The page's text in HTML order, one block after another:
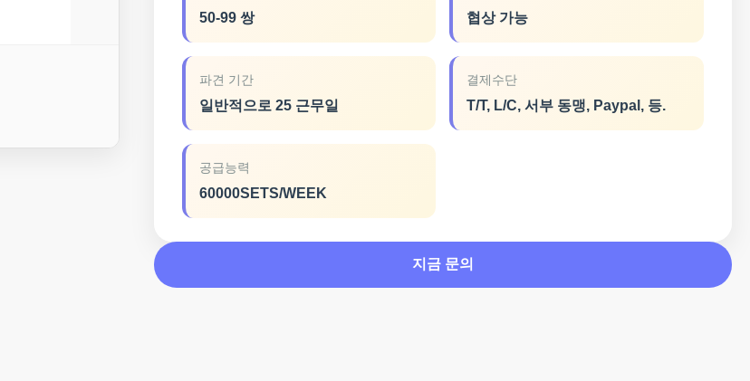
50-99 쌍 협상 가능
파견 기간
일반적으로 25 근무일
결제수단
T/T, L/C, 서부 동맹, Paypal, 등.
공급능력
60000SETS/WEEK
지금 문의